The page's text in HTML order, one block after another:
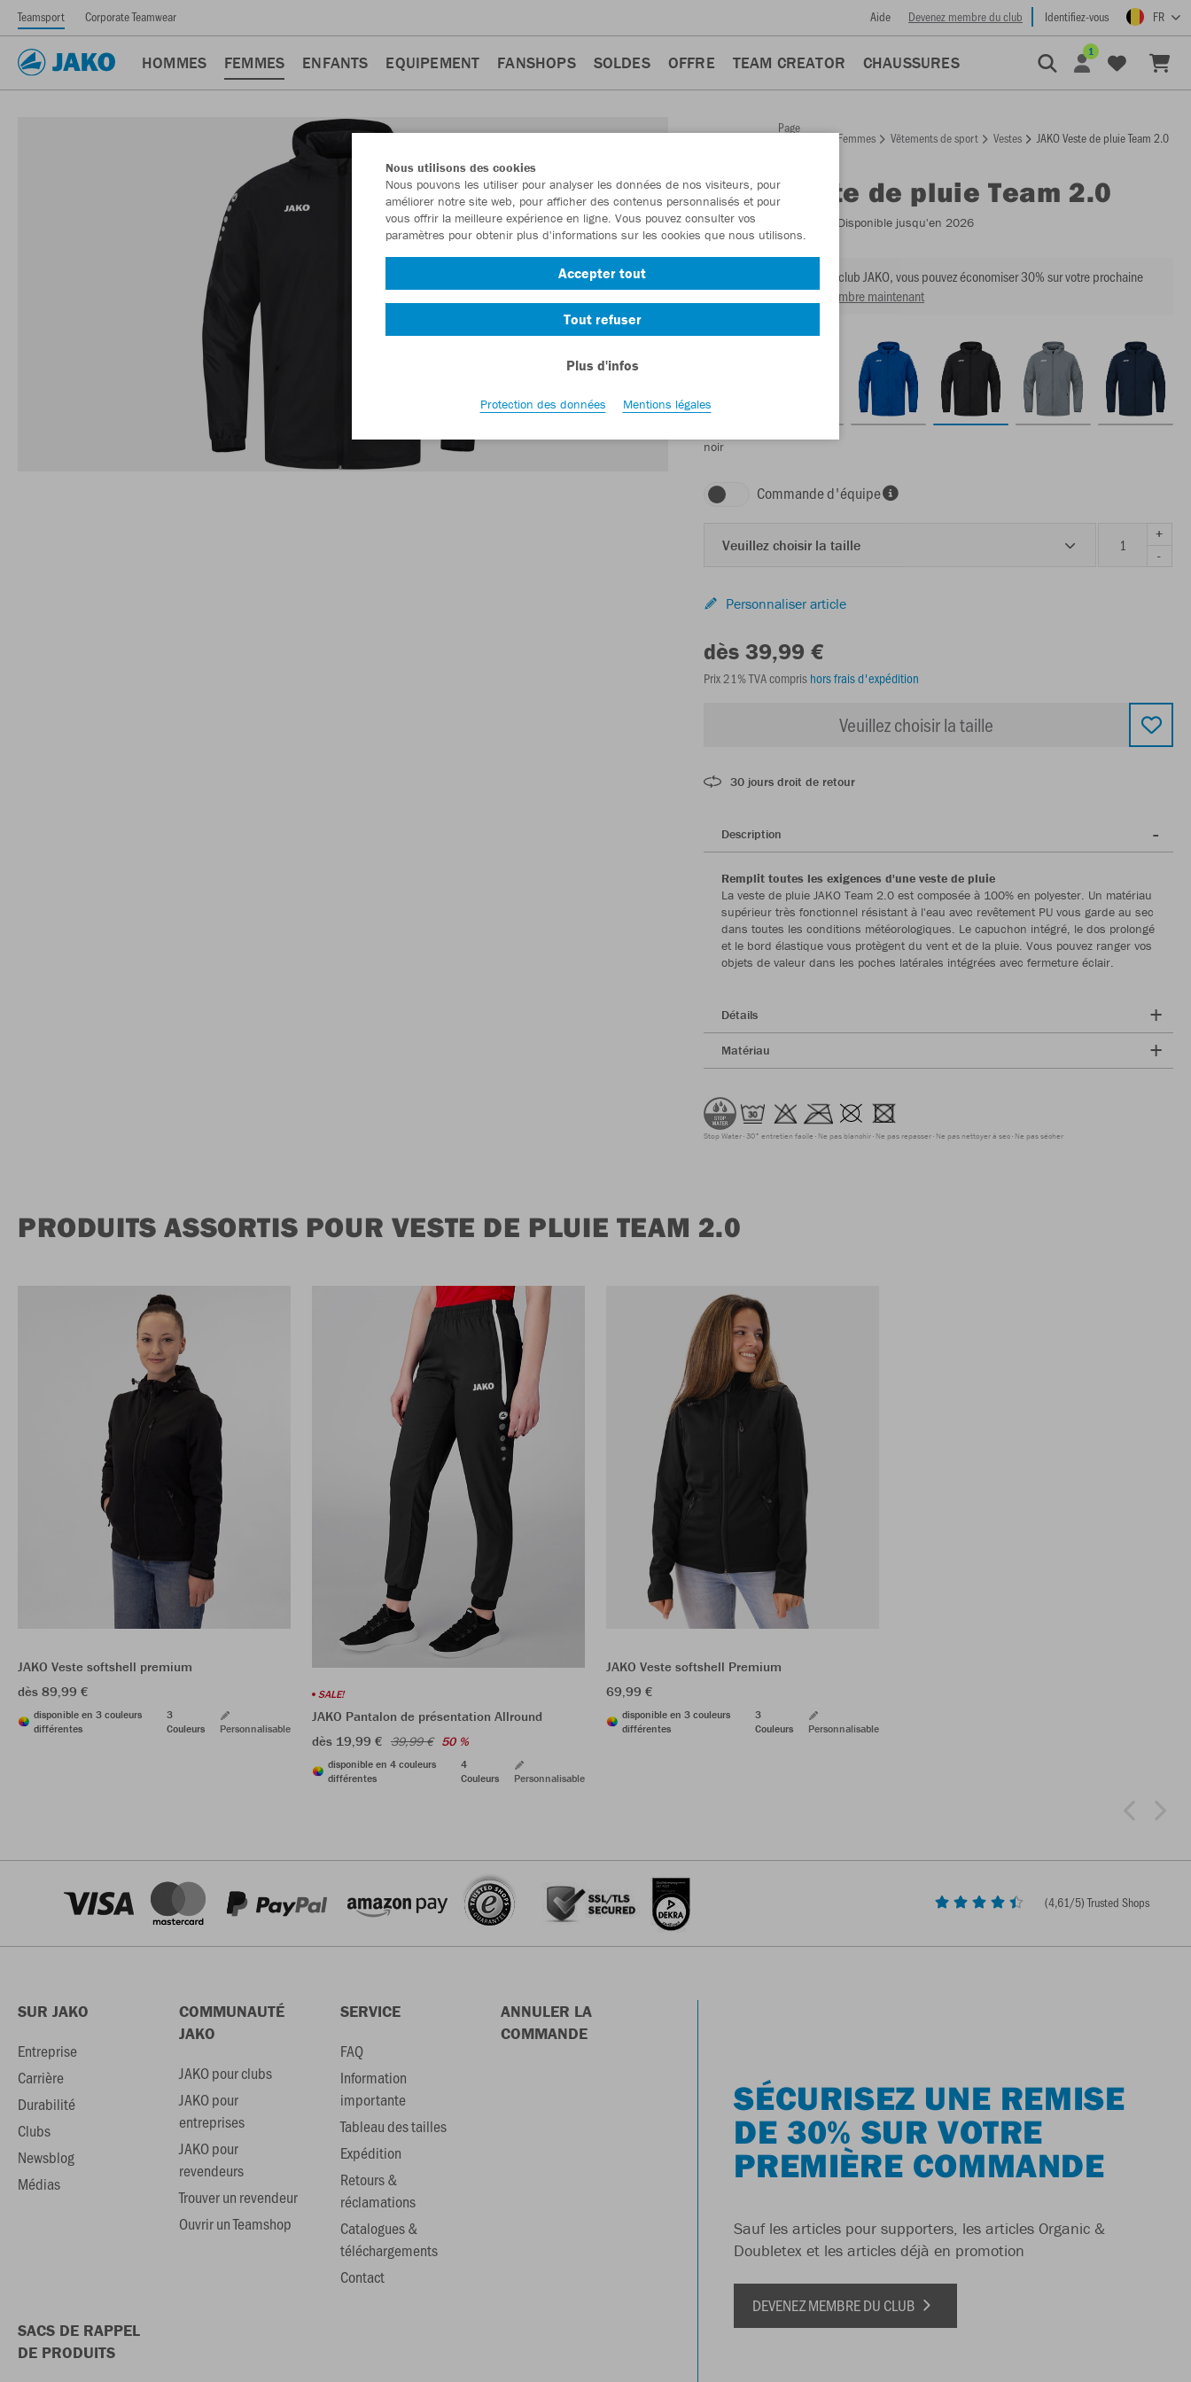
Teamsport Corporate Teamwear Aide Devenez membre du club Identifiez-vous FR
HOMMES FEMMES ENFANTS EQUIPEMENT FANSHOPS SOLDES OFFRE TEAM CREATOR CHAUSSURES
1
Retour
Page
Femmes Vêtements de sport Vestes JAKO Veste de pluie Team 2.0
JAKO Veste de pluie Team 2.0
Numéro d’article: - Disponible jusqu'en 2026
En tant que membre du club JAKO, vous pouvez économiser 30% sur votre prochaine
commande.Devenir membre maintenant
noir
Commande d'équipe
Veuillez choisir la taille
+
-
Personnaliser article
dès 39,99 €
Prix 21% TVA compris hors frais d'expédition
Veuillez choisir la taille
30 jours droit de retour
Description
Remplit toutes les exigences d'une veste de pluie
La veste de pluie JAKO Team 2.0 est composée à 100% en polyester. Un matériau
supérieur très fonctionnel résistant à l'eau avec revêtement PU vous garde au sec
dans toutes les conditions météorologiques. Le capuchon intégré, le dos prolongé
et le bord élastique vous protègent du vent et de la pluie. Vous pouvez ranger vos
objets de valeur dans les poches latérales intégrées avec fermeture éclair.
Détails
Matériau
Stop Water 30° entretien facile Ne pas blanchir Ne pas repasser Ne pas nettoyer à sec Ne pas sécher
PRODUITS ASSORTIS POUR VESTE DE PLUIE TEAM 2.0
JAKO Veste softshell premium
dès 89,99 €
disponible en 3 couleurs
différentes
3
Couleurs
Personnalisable
SALE!
JAKO Pantalon de présentation Allround
dès 19,99 € 39,99 € 50 %
disponible en 4 couleurs
différentes
4
Couleurs
Personnalisable
JAKO Veste softshell Premium
69,99 €
disponible en 3 couleurs
différentes
3
Couleurs
Personnalisable
(4,61/5) Trusted Shops
SUR JAKO
Entreprise
Carrière
Durabilité
Clubs
Newsblog
Médias
COMMUNAUTÉ
JAKO
JAKO pour clubs
JAKO pour
entreprises
JAKO pour
revendeurs
Trouver un revendeur
Ouvrir un Teamshop
SERVICE
FAQ
Information
importante
Tableau des tailles
Expédition
Retours &
réclamations
Catalogues &
téléchargements
Contact
ANNULER LA
COMMANDE
SACS DE RAPPEL
DE PRODUITS
SÉCURISEZ UNE REMISE
DE 30% SUR VOTRE
PREMIÈRE COMMANDE
Sauf les articles pour supporters, les articles Organic &
Doubletex et les articles déjà en promotion
DEVENEZ MEMBRE DU CLUB
Nous utilisons des cookies
Nous pouvons les utiliser pour analyser les données de nos visiteurs, pour
améliorer notre site web, pour afficher des contenus personnalisés et pour
vous offrir la meilleure expérience en ligne. Vous pouvez consulter vos
paramètres pour obtenir plus d'informations sur les cookies que nous utilisons.
Accepter tout
Tout refuser
Plus d'infos
Protection des données Mentions légales